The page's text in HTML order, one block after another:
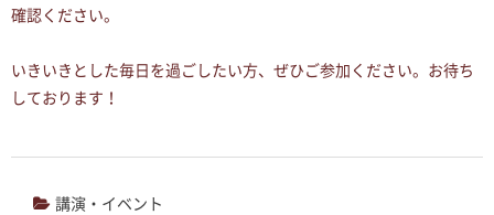
確認ください。
いきいきとした毎日を過ごしたい方、ぜひご参加ください。お待ち
しております！
講演・イベント